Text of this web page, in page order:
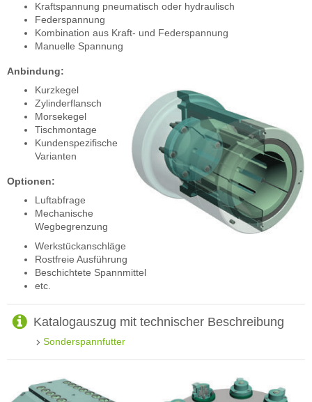
Kraftspannung pneumatisch oder hydraulisch
Federspannung
Kombination aus Kraft- und Federspannung
Manuelle Spannung
Anbindung:
Kurzkegel
Zylinderflansch
Morsekegel
Tischmontage
Kundenspezifische
Varianten
Optionen:
Luftabfrage
Mechanische
Wegbegrenzung
Werkstückanschläge
Rostfreie Ausführung
Beschichtete Spannmittel
etc.
Katalogauszug mit technischer Beschreibung
Sonderspannfutter